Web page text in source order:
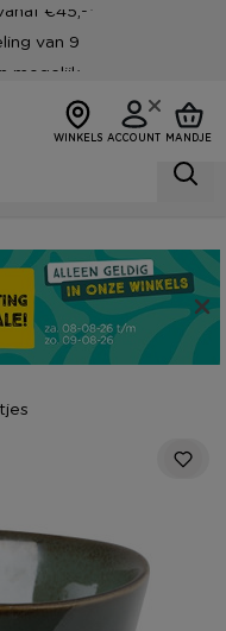
€45,-*
van 9
mogelijk
WINKELS ACCOUNT MANDJE